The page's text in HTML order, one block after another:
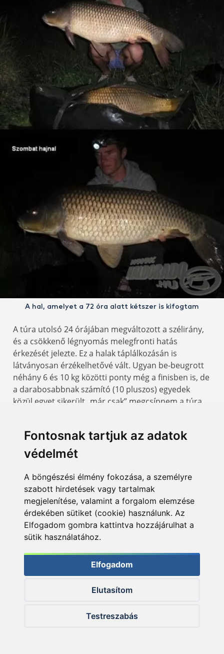
Fontosnak tartjuk az adatok
védelmét
A böngészési élmény fokozása, a személyre
szabott hirdetések vagy tartalmak
megjelenítése, valamint a forgalom elemzése
érdekében sütiket (cookie) használunk. Az
Elfogadom gombra kattintva hozzájárulhat a
sütik használatához.
Elfogadom
Elutasítom
Testreszabás
A hal, amelyet a 72 óra alatt kétszer is kifogtam
A túra utolsó 24 órájában megváltozott a szélirány,
és a csökkenő légnyomás melegfronti hatás
érkezését jelezte. Ez a halak táplálkozásán is
látványosan érzékelhetővé vált. Ugyan be-beugrott
néhány 6 és 10 kg közötti ponty még a finisben is, de
a darabosabbnak számító (10 pluszos) egyedek
közül egyet sikerült „már csak” megcsípnem a túra
Ő volt a májusi utolsó 10+-os